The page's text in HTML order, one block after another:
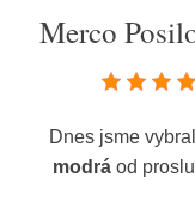
Merco
Dnes jsme
modráod